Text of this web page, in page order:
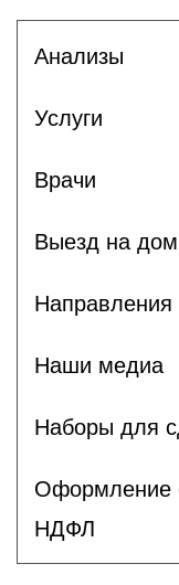
Анализы
Услуги
Врачи
Выезд на дом
Наши медиа
Наборы для
Оформление
НДФЛ